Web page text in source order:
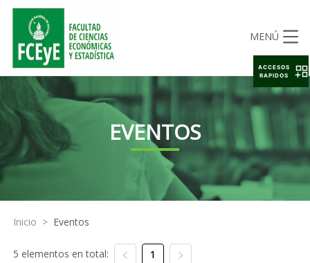
MENÚ
EVENTOS
Inicio > Eventos
5 elementos en total: 1
ACCESOS
RAPIDOS